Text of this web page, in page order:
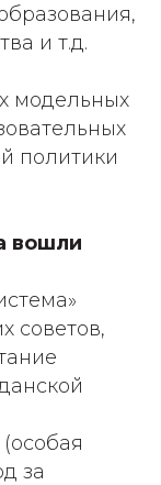
и т.д.
модельных
политики
вошли
советов,
за